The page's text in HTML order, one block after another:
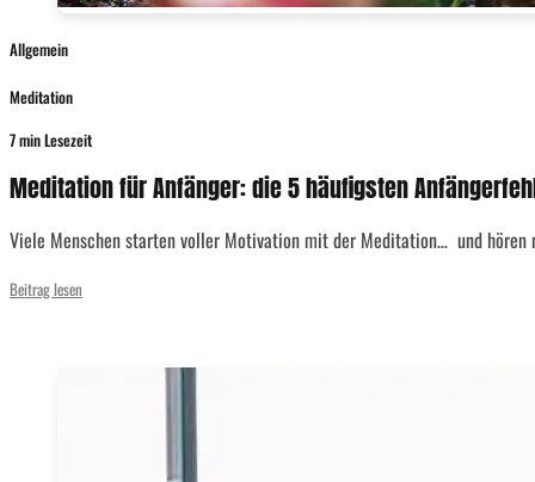
Allgemein
Meditation
7 min Lesezeit
Meditation für Anfänger: die 5 häufigsten
Viele Menschen starten voller Motivation mit der Meditation… und
Beitrag lesen